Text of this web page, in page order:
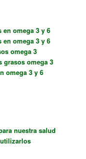
en omega 3 y 6
en omega 3 y 6
omega 3
grasos omega 3
omega 3 y 6
nuestra salud